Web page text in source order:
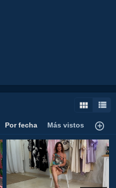
Por fecha Más vistos